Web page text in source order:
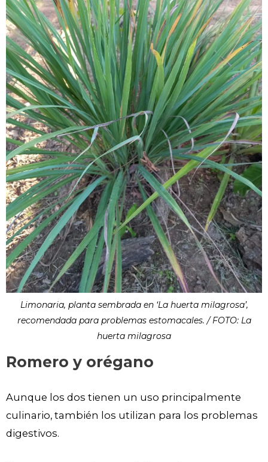
Limonaria, planta sembrada en ‘La huerta milagrosa’,
recomendada para problemas estomacales. / FOTO: La
huerta milagrosa
Romero y orégano
Aunque los dos tienen un uso principalmente
culinario, también los utilizan para los problemas
digestivos.